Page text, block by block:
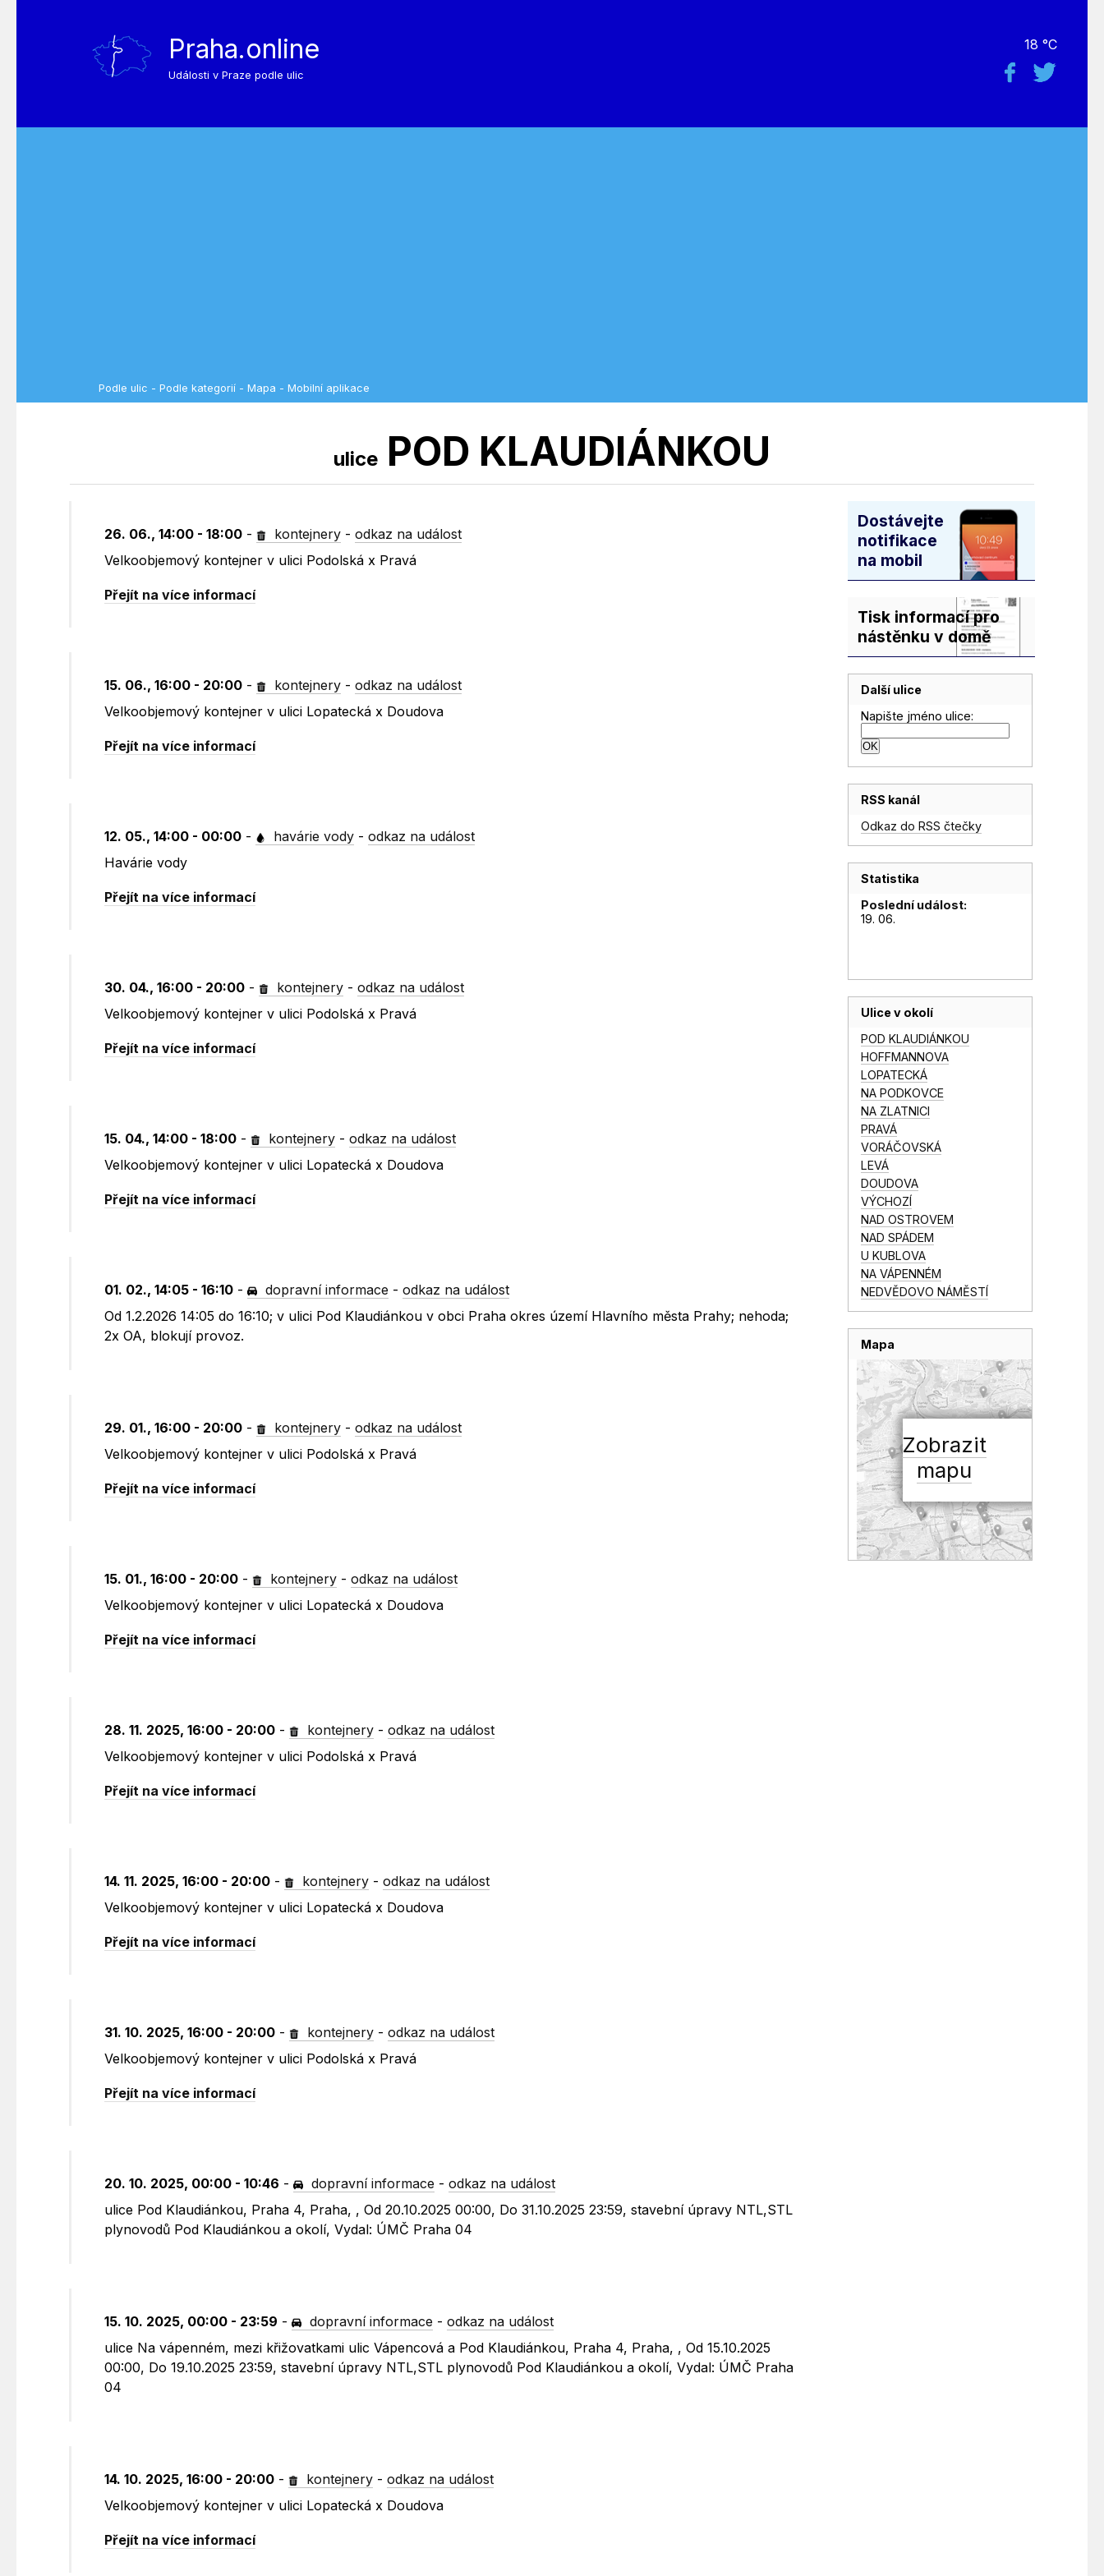
Praha.online
Události v Praze podle ulic
18 °C
Podle ulic - Podle kategorií - Mapa - Mobilní aplikace
ulice POD KLAUDIÁNKOU
26. 06., 14:00 - 18:00 - kontejnery -odkaz na událost
Velkoobjemový kontejner v ulici Podolská x Pravá
Přejít na více informací
15. 06., 16:00 - 20:00 - kontejnery -odkaz na událost
Velkoobjemový kontejner v ulici Lopatecká x Doudova
Přejít na více informací
12. 05., 14:00 - 00:00 - havárie vody -odkaz na událost
Havárie vody
Přejít na více informací
30. 04., 16:00 - 20:00 - kontejnery -odkaz na událost
Velkoobjemový kontejner v ulici Podolská x Pravá
Přejít na více informací
15. 04., 14:00 - 18:00 - kontejnery -odkaz na událost
Velkoobjemový kontejner v ulici Lopatecká x Doudova
Přejít na více informací
01. 02., 14:05 - 16:10 - dopravní informace -odkaz na událost
Od 1.2.2026 14:05 do 16:10; v ulici Pod Klaudiánkou v obci Praha okres území Hlavního města Prahy; nehoda;
2x OA, blokují provoz.
29. 01., 16:00 - 20:00 - kontejnery -odkaz na událost
Velkoobjemový kontejner v ulici Podolská x Pravá
Přejít na více informací
15. 01., 16:00 - 20:00 - kontejnery -odkaz na událost
Velkoobjemový kontejner v ulici Lopatecká x Doudova
Přejít na více informací
28. 11. 2025, 16:00 - 20:00 - kontejnery -odkaz na událost
Velkoobjemový kontejner v ulici Podolská x Pravá
Přejít na více informací
14. 11. 2025, 16:00 - 20:00 - kontejnery -odkaz na událost
Velkoobjemový kontejner v ulici Lopatecká x Doudova
Přejít na více informací
31. 10. 2025, 16:00 - 20:00 - kontejnery -odkaz na událost
Velkoobjemový kontejner v ulici Podolská x Pravá
Přejít na více informací
20. 10. 2025, 00:00 - 10:46 - dopravní informace -odkaz na událost
ulice Pod Klaudiánkou, Praha 4, Praha, , Od 20.10.2025 00:00, Do 31.10.2025 23:59, stavební úpravy NTL,STL
plynovodů Pod Klaudiánkou a okolí, Vydal: ÚMČ Praha 04
15. 10. 2025, 00:00 - 23:59 - dopravní informace -odkaz na událost
ulice Na vápenném, mezi křižovatkami ulic Vápencová a Pod Klaudiánkou, Praha 4, Praha, , Od 15.10.2025
00:00, Do 19.10.2025 23:59, stavební úpravy NTL,STL plynovodů Pod Klaudiánkou a okolí, Vydal: ÚMČ Praha
04
14. 10. 2025, 16:00 - 20:00 - kontejnery -odkaz na událost
Velkoobjemový kontejner v ulici Lopatecká x Doudova
Přejít na více informací
Dostávejte
notifikace
na mobil
Tisk informací pro
nástěnku v domě
Další ulice
Napište jméno ulice:
RSS kanál
Odkaz do RSS čtečky
Statistika
Poslední událost:
19. 06.
Ulice v okolí
POD KLAUDIÁNKOU
HOFFMANNOVA
LOPATECKÁ
NA PODKOVCE
NA ZLATNICI
PRAVÁ
VORÁČOVSKÁ
LEVÁ
DOUDOVA
VÝCHOZÍ
NAD OSTROVEM
NAD SPÁDEM
U KUBLOVA
NA VÁPENNÉM
NEDVĚDOVO NÁMĚSTÍ
Mapa
Zobrazit
mapu